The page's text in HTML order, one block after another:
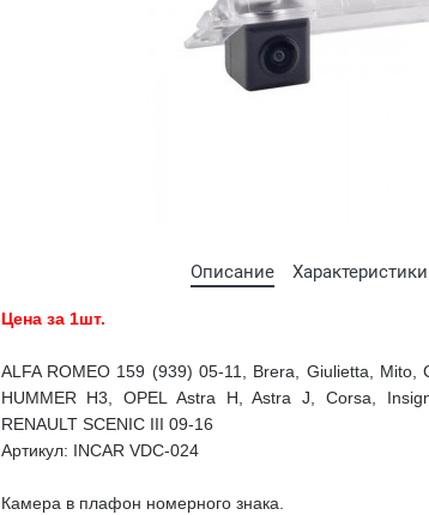
Описание Характеристики
Цена за 1шт.
ALFA ROMEO 159 (939) 05-11, Brera, Giulietta, Mito,
HUMMER H3, OPEL Astra H, Astra J, Corsa,
RENAULT SCENIC III 09-16
Артикул: INCAR VDC-024
Камера в плафон номерного знака.